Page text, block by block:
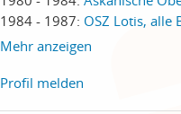
1984 - 1987: OSZ Lotis, alle
Mehr anzeigen
Profil melden